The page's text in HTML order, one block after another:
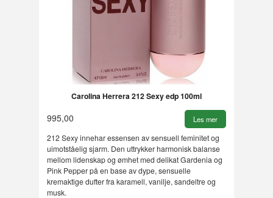
Carolina Herrera 212 Sexy edp 100ml
995,00 Les mer
212 Sexy innehar essensen av sensuell feminitet og
uimotståelig sjarm. Den uttrykker harmonisk balanse
mellom lidenskap og ømhet med delikat Gardenia og
Pink Pepper på en base av dype, sensuelle
kremaktige dufter fra karamell, vanilje, sandeltre og
musk.